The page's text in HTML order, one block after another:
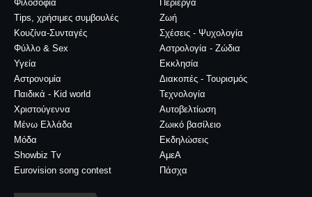
Φιλοσοφία
Περίεργα
Tips, χρήσιμες συμβουλές
Ζωή
Κουζίνα-Συνταγές
Σχέσεις - Ψυχολογία
Φύλλο & Sex
Αστρολογία - Ζώδια
Υγεία
Εκκλησία
Αστρονομία
Διακοπές - Τουρισμός
Παιδικά - Kid world
Τεχνολογία
Χριστούγεννα
Αυτοβελτίωση
Μένω Ελλάδα
Ζωικό βασίλειο
Μόδα
Εκδηλώσεις
Showbiz Tv
ΑμεΑ
Eurovision song contest
Πάσχα